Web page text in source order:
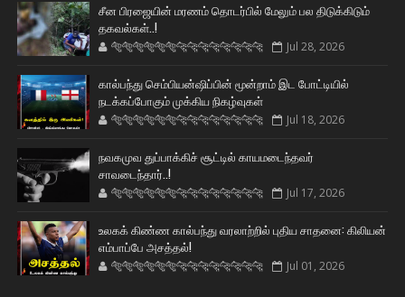
சீன பிரஜையின் மரணம் தொடர்பில் மேலும் பல திடுக்கிடும்
தகவல்கள்..!
🐅🐅🐅🐅🐅🐅🐆🐆🐆🐆🐆🐆🐆🐆 Jul 28, 2026
கால்பந்து செம்பியன்ஷிப்பின் மூன்றாம் இட போட்டியில்
நடக்கப்போகும் முக்கிய நிகழ்வுகள்
🐅🐅🐅🐅🐅🐅🐆🐆🐆🐆🐆🐆🐆🐆 Jul 18, 2026
நவகமுவ துப்பாக்கிச் சூட்டில் காயமடைந்தவர்
சாவடைந்தார்..!
🐅🐅🐅🐅🐅🐅🐆🐆🐆🐆🐆🐆🐆🐆 Jul 17, 2026
உலகக் கிண்ண கால்பந்து வரலாற்றில் புதிய சாதனை: கிலியன்
எம்பாப்பே அசத்தல்!
🐅🐅🐅🐅🐅🐅🐆🐆🐆🐆🐆🐆🐆🐆 Jul 01, 2026